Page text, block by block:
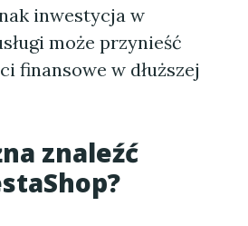
inwestycja w
może przynieść
finansowe w dłuższej
znaleźć